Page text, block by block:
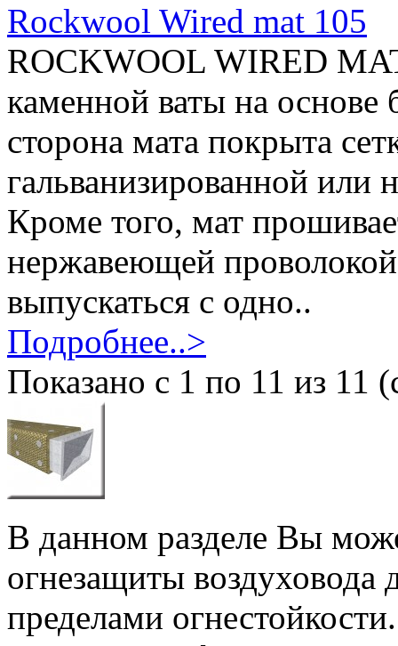
Rockwool Wired mat 105
ROCKWOOL WIRED
каменной ваты на основе
сторона мата покрыта
гальванизированной
Кроме того, мат
нержавеющей
выпускаться с одно..
Подробнее..>
Показано с 1 по 11 из 11
В данном разделе Вы
огнезащиты
пределами